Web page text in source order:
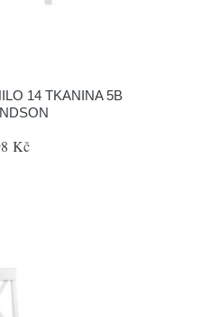
14 TKANINA 5B
Kč